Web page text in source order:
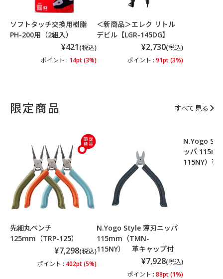
ソフトタッチ交換用樹脂
PH-200用（2組入）
¥421 (税込)
ポイント : 14pt (3%)
＜新商品＞エレク リトル
デビル【LGR-145DG】
¥2,730(税込)
ポイント : 91pt (3%)
限定商品 すべて見る
先細丸ペンチ
125mm（TRP-125）
¥7,298(税込)
ポイント : 402pt (5%)
N.Yogo Style 薄刃ニッパ
115mm（TMN-
115NY） 革キャップ付
¥7,928(税込)
ポイント : 88pt (1%)
N.Yogo
ッパ
115NY）革